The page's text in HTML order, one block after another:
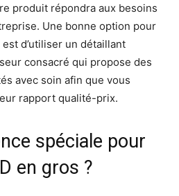
produit répondra aux besoins
Une bonne option pour
d’utiliser un détaillant
consacré qui propose des
avec soin afin que vous
rapport qualité-prix.
spéciale pour
en gros ?